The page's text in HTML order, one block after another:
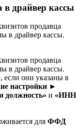
в драйвер кассы
продавца
в драйвер кассы.
продавца
в драйвер кассы.
если они указаны в
настройки ►
и «ИНН
для ФФД